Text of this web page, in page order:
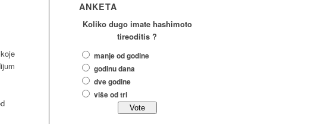
ANKETA
Koliko dugo imate hashimoto
tireoditis ?
manje od godine
godinu dana
dve godine
više od tri